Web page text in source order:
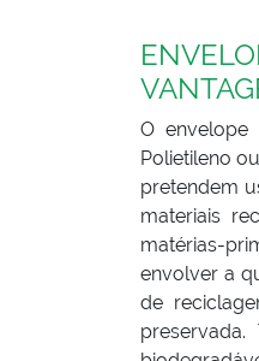
O
Polietileno
pretendem
materiais
matérias-
envolver a
de